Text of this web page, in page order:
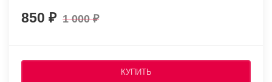
850 1 000
КУПИТЬ